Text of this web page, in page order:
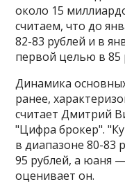
около 15
считаем, что до
82-83 рублей и в
первой целью в 85
Динамика
ранее,
считает Дмитрий
"Цифра брокер".
в диапазоне 80-83
95 рублей, а юаня
оценивает он.